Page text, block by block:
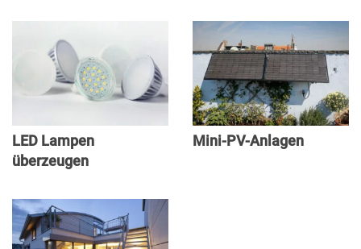
LED Lampen
überzeugen
Mini-PV-Anlagen